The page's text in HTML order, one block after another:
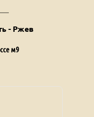
- Ржев
м9